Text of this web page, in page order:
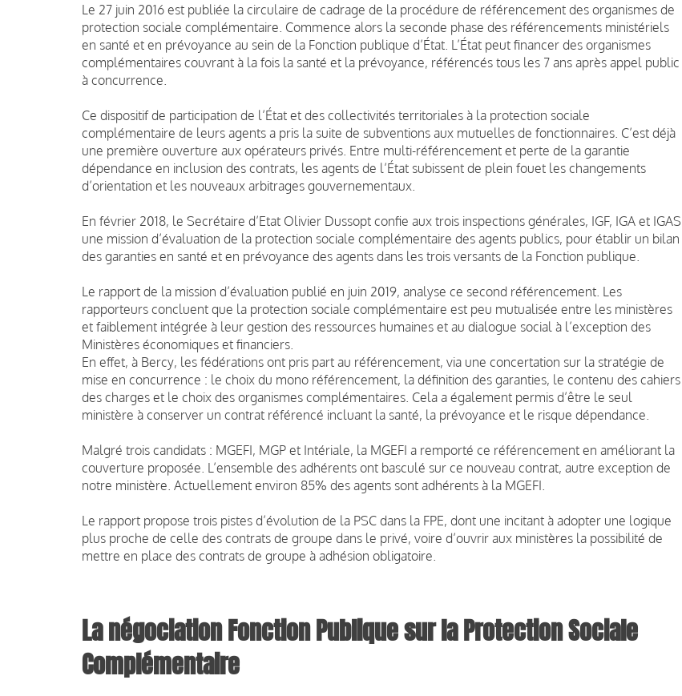
Le 27 juin 2016 est publiée la circulaire de cadrage de la procédure de référencement des organismes de
protection sociale complémentaire. Commence alors la seconde phase des référencements ministériels
en santé et en prévoyance au sein de la Fonction publique d’État. L’État peut financer des organismes
complémentaires couvrant à la fois la santé et la prévoyance, référencés tous les 7 ans après appel public
à concurrence.
Ce dispositif de participation de l’État et des collectivités territoriales à la protection sociale
complémentaire de leurs agents a pris la suite de subventions aux mutuelles de fonctionnaires. C’est déjà
une première ouverture aux opérateurs privés. Entre multi-référencement et perte de la garantie
dépendance en inclusion des contrats, les agents de l’État subissent de plein fouet les changements
d’orientation et les nouveaux arbitrages gouvernementaux.
En février 2018, le Secrétaire d’Etat Olivier Dussopt confie aux trois inspections générales, IGF, IGA et IGAS
une mission d’évaluation de la protection sociale complémentaire des agents publics, pour établir un bilan
des garanties en santé et en prévoyance des agents dans les trois versants de la Fonction publique.
Le rapport de la mission d’évaluation publié en juin 2019, analyse ce second référencement. Les
rapporteurs concluent que la protection sociale complémentaire est peu mutualisée entre les ministères
et faiblement intégrée à leur gestion des ressources humaines et au dialogue social à l’exception des
Ministères économiques et financiers.
En effet, à Bercy, les fédérations ont pris part au référencement, via une concertation sur la stratégie de
mise en concurrence : le choix du mono référencement, la définition des garanties, le contenu des cahiers
des charges et le choix des organismes complémentaires. Cela a également permis d’être le seul
ministère à conserver un contrat référencé incluant la santé, la prévoyance et le risque dépendance.
Malgré trois candidats : MGEFI, MGP et Intériale, la MGEFI a remporté ce référencement en améliorant la
couverture proposée. L’ensemble des adhérents ont basculé sur ce nouveau contrat, autre exception de
notre ministère. Actuellement environ 85% des agents sont adhérents à la MGEFI.
Le rapport propose trois pistes d’évolution de la PSC dans la FPE, dont une incitant à adopter une logique
plus proche de celle des contrats de groupe dans le privé, voire d’ouvrir aux ministères la possibilité de
mettre en place des contrats de groupe à adhésion obligatoire.
La négociation Fonction Publique sur la Protection Sociale
Complémentaire